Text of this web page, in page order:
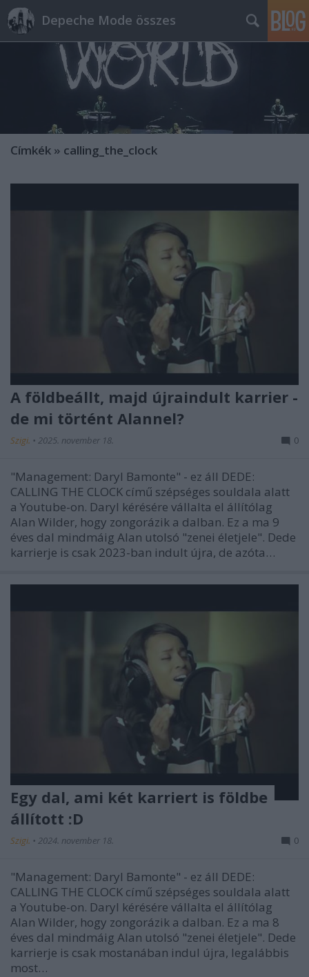
Depeche Mode összes
Címkék » calling_the_clock
A földbeállt, majd újraindult karrier -
de mi történt Alannel?
Szigi. • 2025. november 18. 0
"Management: Daryl Bamonte" - ez áll DEDE:
CALLING THE CLOCK című szépséges souldala alatt
a Youtube-on. Daryl kérésére vállalta el állítólag
Alan Wilder, hogy zongorázik a dalban. Ez a ma 9
éves dal mindmáig Alan utolsó "zenei életjele". Dede
karrierje is csak 2023-ban indult újra, de azóta…
Egy dal, ami két karriert is földbe
állított :D
Szigi. • 2024. november 18. 0
"Management: Daryl Bamonte" - ez áll DEDE:
CALLING THE CLOCK című szépséges souldala alatt
a Youtube-on. Daryl kérésére vállalta el állítólag
Alan Wilder, hogy zongorázik a dalban. Ez a ma 8
éves dal mindmáig Alan utolsó "zenei életjele". Dede
karrierje is csak mostanában indul újra, legalábbis
most…